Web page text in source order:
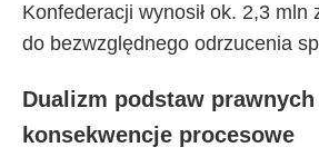
Konfederacji wynosił ok. 2,3 mln
do bezwzględnego odrzucenia
Dualizm podstaw
konsekwencje procesowe